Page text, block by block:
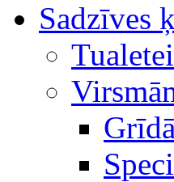
Sadzīves
Tualetei